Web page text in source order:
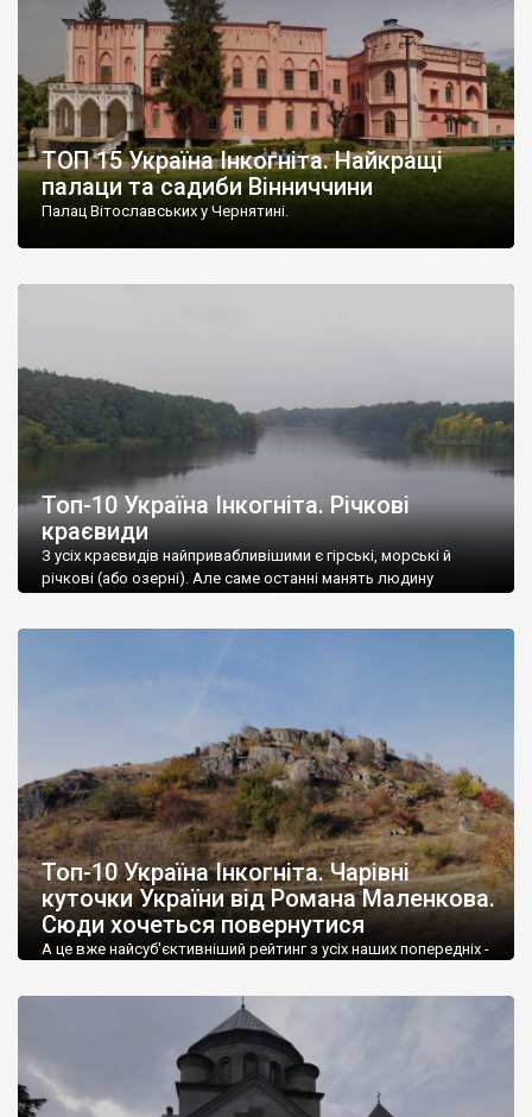
ТОП 15 Україна Інкогніта. Найкращі
палаци та садиби Вінниччини
Палац Вітославських у Чернятині.
Топ-10 Україна Інкогніта. Річкові
краєвиди
З усіх краєвидів найпривабливішими є гірські, морські й
річкові (або озерні). Але саме останні манять людину
Топ-10 Україна Інкогніта. Чарівні
куточки України від Романа Маленкова.
Сюди хочеться повернутися
А це вже найсуб'єктивніший рейтинг з усіх наших попередніх -
Далі весь текст від Романа Маленкова.